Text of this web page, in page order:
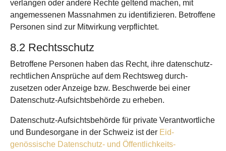
ver­langen oder andere Rechte geltend machen, mit
angemessenen Mass­nahmen zu identi­fizieren. Betroffene
Personen sind zur Mit­wirkung verpflichtet.
8.2 Rechtsschutz
Betroffene Personen haben das Recht, ihre daten­schutz­
rechtlichen Ansprüche auf dem Recht­sweg durch­
zusetzen oder Anzeige bzw. Beschwerde bei einer
Daten­schutz-Auf­sichts­behörde zu erheben.
Daten­schutz-Aufsichts­behörde für private Verantwortliche
und Bundes­organe in der Schweiz ist der Eid­
genössische Daten­schutz- und Öffentlich­keits­